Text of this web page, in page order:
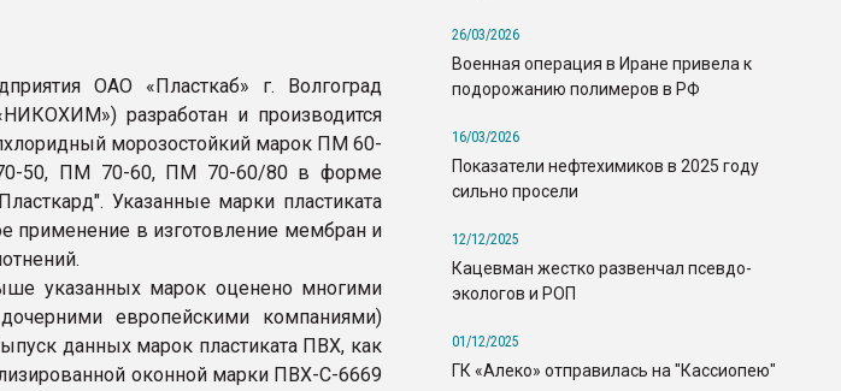
ОАО «Пласткаб» г. Волгоград
разработан и производится
морозостойкий марок ПМ 60-
50, ПМ 70-60, ПМ 70-60/80 в форме
Указанные марки пластиката
применение в изготовление мембран и
указанных марок оценено многими
европейскими компаниями)
данных марок пластиката ПВХ, как
оконной марки ПВХ-С-6669
26/03/2026
Военная операция в Иране привела к
подорожанию полимеров в РФ
16/03/2026
Показатели нефтехимиков в 2025 году
сильно просели
12/12/2025
Кацевман жестко развенчал псевдо-
экологов и РОП
01/12/2025
ГК «Алеко» отправилась на "Кассиопею"